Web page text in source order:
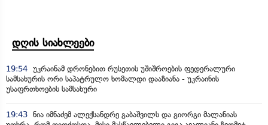
დღის სიახლეები
19:54 უკრაინამ დრონებით რუსეთის უშიშროების ფედერალური
სამსახურის ორი საპატრულო ხომალდი დააზიანა - უკრაინის
უსაფრთხოების სამსახური
19:43 ნია იმნაძემ ალექსანდრე გაბაშვილს და გიორგი მალანიას